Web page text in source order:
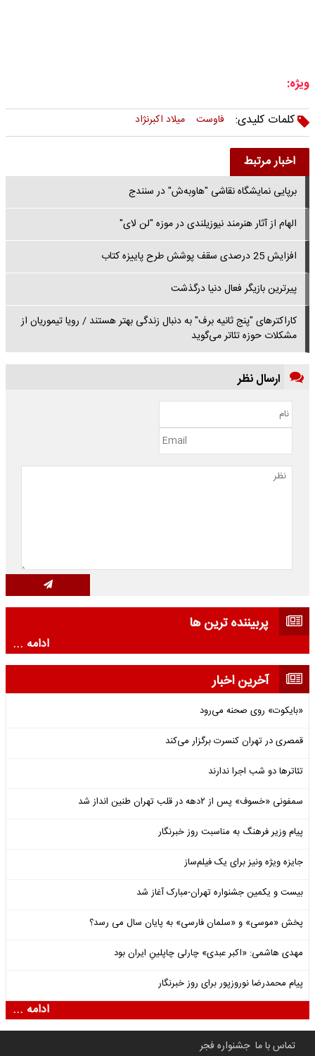
ویژه:
کلمات کلیدی:
فاوست میلاد اکبرنژاد
اخبار مرتبط
برپایی نمایشگاه نقاشی "هاوبه‌ش" در سنندج‌
الهام از آثار هنرمند نیوزیلندی در موزه "لن لای"
افزایش 25 درصدی سقف پوشش طرح پاییزه کتاب
پیرترین بازیگر فعال دنیا درگذشت
کاراکترهای "پنج ثانیه برف" به دنبال زندگی بهتر هستند / رویا تیموریان از
مشکلات حوزه تئاتر می‌گوید
ارسال نظر
پربیننده ترین ها
ادامه ...
آخرین اخبار
«بایکوت» روی صحنه می‌رود
قمصری در تهران کنسرت برگزار می‌کند
تئاترها دو شب اجرا ندارند
سمفونی «خسوف» پس از ۲دهه در قلب تهران طنین انداز شد
پیام وزیر فرهنگ به مناسبت روز خبرنگار
جایزه ویژه ونیز برای یک فیلم‌ساز
بیست و یکمین جشنواره تهران-مبارک آغاز شد
پخش «موسی» و «سلمان فارسی» به پایان سال می رسد؟
مهدی هاشمی: «اکبر عبدی» چارلی چاپلینِ ایران بود
پیام محمدرضا نوروزپور برای روز خبرنگار
ادامه ...
تماس با ما جشنواره فجر